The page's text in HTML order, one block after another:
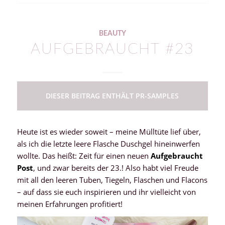
BEAUTY
AUFGEBRAUCHT #23
DIESER BEITRAG ENTHÄLT PR-SAMPLES
Heute ist es wieder soweit – meine Mülltüte lief über,
als ich die letzte leere Flasche Duschgel hineinwerfen
wollte. Das heißt: Zeit für einen neuen Aufgebraucht
Post, und zwar bereits der 23.! Also habt viel Freude
mit all den leeren Tuben, Tiegeln, Flaschen und Flacons
– auf dass sie euch inspirieren und ihr vielleicht von
meinen Erfahrungen profitiert!